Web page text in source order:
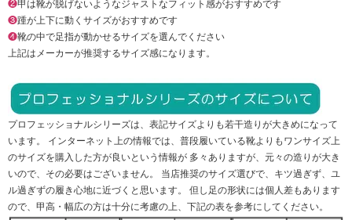
❷甲は靴が脱げないようなジャストなフィット感がおすすめです
❸踵が上下に動くサイズがおすすめです
❹靴の中で足指が動かせるサイズを選んでください
上記はメーカーが推奨するサイズ感になります。
プロフェッショナルシリーズは、表記サイズよりも若干造りが大きめになって
います。 インターネット上の情報では、普段履いている靴よりもワンサイズ上
のサイズを購入した方が良いという情報が 多々ありますが、元々の造りが大き
いので、その必要はございません。 当店推奨のサイズ選びで、キツ過ぎず、ユ
ル過ぎずの履き心地に近づくと思います。 但し足の形状には個人差もあります
ので、甲高・幅広の方は十分に考慮の上、下記の表を参考にしてください。